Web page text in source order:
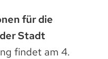
für die
Stadt
findet am 4.